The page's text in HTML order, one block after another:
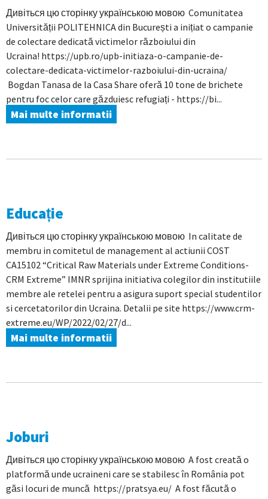
Дивіться цю сторінку українською мовою Comunitatea
Universității POLITEHNICA din București a inițiat o campanie
de colectare dedicată victimelor războiului din
Ucraina! https://upb.ro/upb-initiaza-o-campanie-de-
colectare-dedicata-victimelor-razboiului-din-ucraina/
Bogdan Tanasa de la Casa Share oferă 10 tone de brichete
pentru foc celor care găzduiesc refugiați - https://bi...
Mai multe informatii
Educație
Дивіться цю сторінку українською мовою In calitate de
membru in comitetul de management al actiunii COST
CA15102 “Critical Raw Materials under Extreme Conditions-
CRM Extreme” IMNR sprijina initiativa colegilor din institutiile
membre ale retelei pentru a asigura suport special studentilor
si cercetatorilor din Ucraina. Detalii pe site https://www.crm-
extreme.eu/WP/2022/02/27/d...
Mai multe informatii
Joburi
Дивіться цю сторінку українською мовою A fost creată o
platformă unde ucraineni care se stabilesc în România pot
găsi locuri de muncă https://pratsya.eu/ A fost făcută o